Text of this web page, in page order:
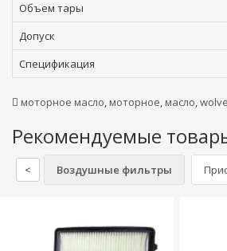
Объем тары
Допуск
Спецификация
моторное масло, моторное, масло,
Рекомендуемые
< Воздушные фильтры